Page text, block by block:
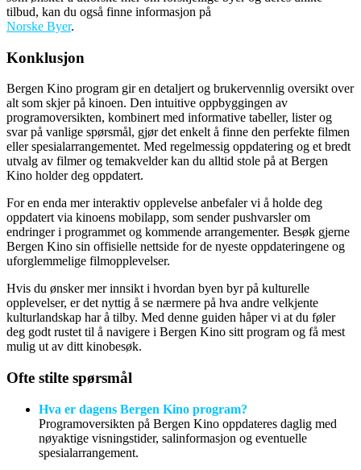
tilbud, kan du også finne informasjon på
Norske Byer.
Konklusjon
Bergen Kino program gir en detaljert og brukervennlig oversikt over
alt som skjer på kinoen. Den intuitive oppbyggingen av
programoversikten, kombinert med informative tabeller, lister og
svar på vanlige spørsmål, gjør det enkelt å finne den perfekte filmen
eller spesialarrangementet. Med regelmessig oppdatering og et bredt
utvalg av filmer og temakvelder kan du alltid stole på at Bergen
Kino holder deg oppdatert.
For en enda mer interaktiv opplevelse anbefaler vi å holde deg
oppdatert via kinoens mobilapp, som sender pushvarsler om
endringer i programmet og kommende arrangementer. Besøk gjerne
Bergen Kino sin offisielle nettside for de nyeste oppdateringene og
uforglemmelige filmopplevelser.
Hvis du ønsker mer innsikt i hvordan byen byr på kulturelle
opplevelser, er det nyttig å se nærmere på hva andre velkjente
kulturlandskap har å tilby. Med denne guiden håper vi at du føler
deg godt rustet til å navigere i Bergen Kino sitt program og få mest
mulig ut av ditt kinobesøk.
Ofte stilte spørsmål
Hva er dagens Bergen Kino program?
Programoversikten på Bergen Kino oppdateres daglig med
nøyaktige visningstider, salinformasjon og eventuelle
spesialarrangement.